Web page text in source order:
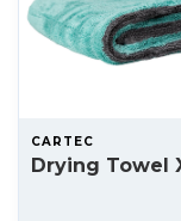
CARTEC
Drying Towel